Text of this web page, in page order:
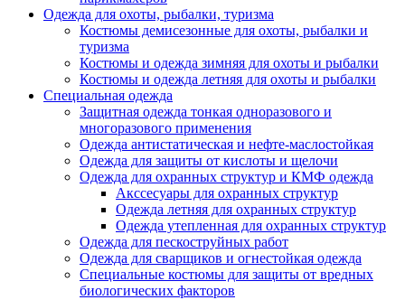
Одежда для охоты, рыбалки, туризма
Костюмы демисезонные для охоты, рыбалки и
туризма
Костюмы и одежда зимняя для охоты и рыбалки
Костюмы и одежда летняя для охоты и рыбалки
Специальная одежда
Защитная одежда тонкая одноразового и
многоразового применения
Одежда антистатическая и нефте-маслостойкая
Одежда для защиты от кислоты и щелочи
Одежда для охранных структур и КМФ одежда
Акссесуары для охранных структур
Одежда летняя для охранных структур
Одежда утепленная для охранных структур
Одежда для пескоструйных работ
Одежда для сварщиков и огнестойкая одежда
Специальные костюмы для защиты от вредных
биологических факторов